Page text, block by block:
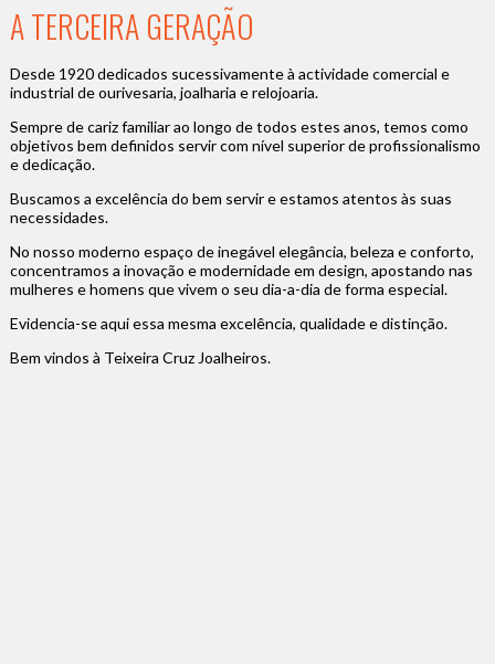
A TERCEIRA GERAÇÃO
Desde 1920 dedicados sucessivamente à actividade comercial e
industrial de ourivesaria, joalharia e relojoaria.
Sempre de cariz familiar ao longo de todos estes anos, temos como
objetivos bem definidos servir com nível superior de profissionalismo
e dedicação.
Buscamos a excelência do bem servir e estamos atentos às suas
necessidades.
No nosso moderno espaço de inegável elegância, beleza e conforto,
concentramos a inovação e modernidade em design, apostando nas
mulheres e homens que vivem o seu dia-a-dia de forma especial.
Evidencia-se aqui essa mesma excelência, qualidade e distinção.
Bem vindos à Teixeira Cruz Joalheiros.